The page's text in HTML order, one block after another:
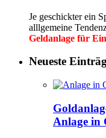
Je geschickter ein
alllgemeine
Geldanlage für
Neueste
Anlage in